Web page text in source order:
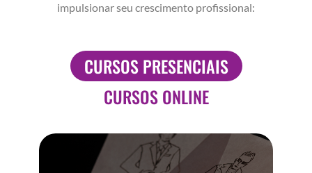
impulsionar seu crescimento profissional:
CURSOS PRESENCIAIS
CURSOS ONLINE